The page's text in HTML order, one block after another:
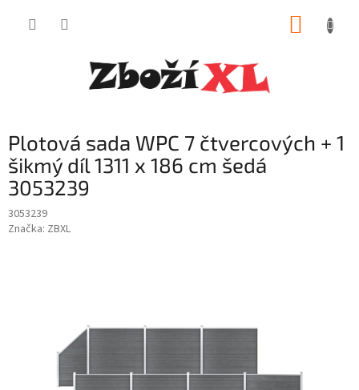
Plotová sada WPC 7 čtvercových + 1
šikmý díl 1311 x 186 cm šedá
3053239
3053239
Značka: ZBXL